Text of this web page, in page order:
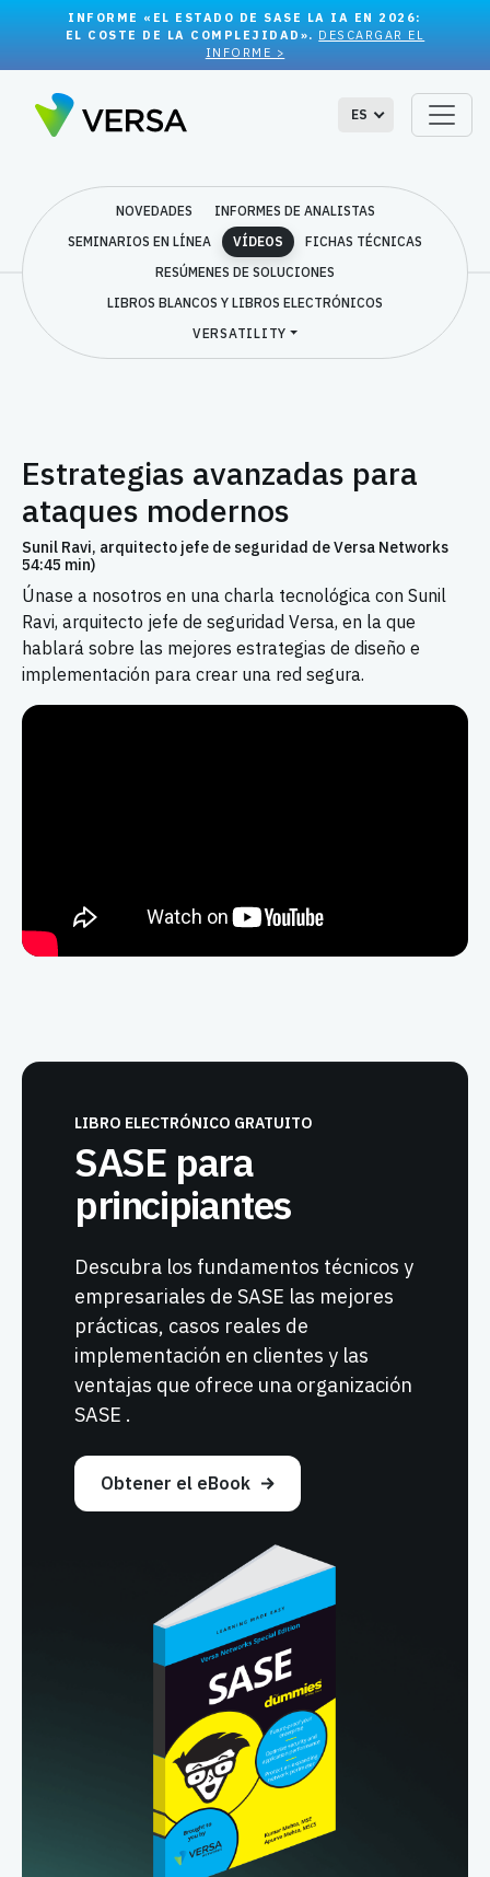
INFORME «EL ESTADO DE SASE LA IA EN 2026:
EL COSTE DE LA COMPLEJIDAD». DESCARGAR EL
INFORME >
ES
NOVEDADES
INFORMES DE ANALISTAS
SEMINARIOS EN LÍNEA
VÍDEOS
FICHAS TÉCNICAS
RESÚMENES DE SOLUCIONES
LIBROS BLANCOS Y LIBROS ELECTRÓNICOS
VERSATILITY
Estrategias avanzadas para
ataques modernos
Sunil Ravi, arquitecto jefe de seguridad de Versa Networks
54:45 min)
Únase a nosotros en una charla tecnológica con Sunil
Ravi, arquitecto jefe de seguridad Versa, en la que
hablará sobre las mejores estrategias de diseño e
implementación para crear una red segura.
LIBRO ELECTRÓNICO GRATUITO
SASE para
principiantes
Descubra los fundamentos técnicos y
empresariales de SASE las mejores
prácticas, casos reales de
implementación en clientes y las
ventajas que ofrece una organización
SASE .
Obtener el eBook